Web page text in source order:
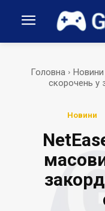
Головна Новини
скорочень у
Новини